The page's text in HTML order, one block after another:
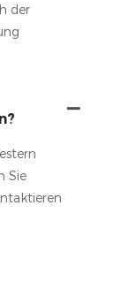
der
Sie